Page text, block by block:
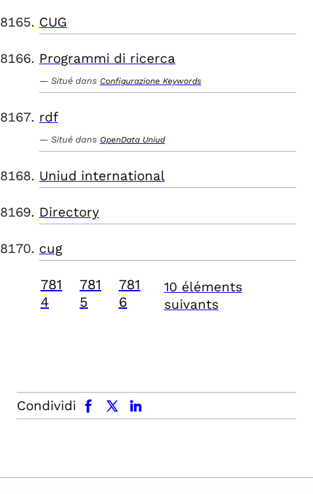
CUG
Programmi di ricerca
Situé dans Configurazione Keywords
rdf
Situé dans OpenData Uniud
Uniud international
Directory
cug
781
4
781
5
781
6
10 éléments
suivants
Condividi
facebook x.com linkedin